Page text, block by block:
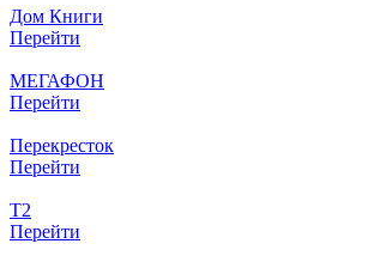
Дом Книги
Перейти
МЕГАФОН
Перейти
Перекресток
Перейти
T2
Перейти